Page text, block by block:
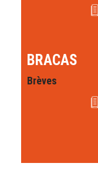
BRACAS
Brèves